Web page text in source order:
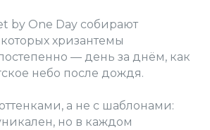
by One Day собирают
хризантемы
— день за днём, как
небо после дождя.
а не с шаблонами:
но в каждом